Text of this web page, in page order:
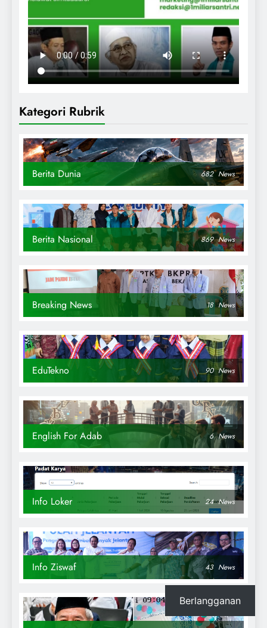
Kategori Rubrik
Berita Dunia 682 News
Berita Nasional 869 News
Breaking News 18 News
EduTekno 90 News
English For Adab 6 News
Info Loker 24 News
Info Ziswaf 43 News
Berlangganan